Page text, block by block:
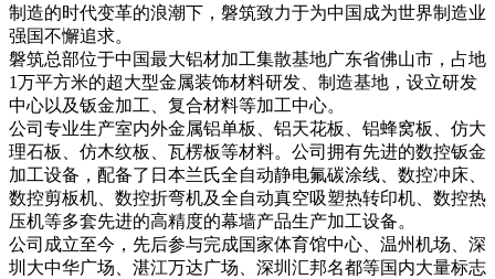
制造的时代变革的浪潮下，磐筑致力于为中国成为世界制造业
强国不懈追求。
磐筑总部位于中国最大铝材加工集散基地广东省佛山市，占地
1万平方米的超大型金属装饰材料研发、制造基地，设立研发
中心以及钣金加工、复合材料等加工中心。
公司专业生产室内外金属铝单板、铝天花板、铝蜂窝板、仿大
理石板、仿木纹板、瓦楞板等材料。公司拥有先进的数控钣金
加工设备，配备了日本兰氏全自动静电氟碳涂线、数控冲床、
数控剪板机、数控折弯机及全自动真空吸塑热转印机、数控热
压机等多套先进的高精度的幕墙产品生产加工设备。
公司成立至今，先后参与完成国家体育馆中心、温州机场、深
圳大中华广场、湛江万达广场、深圳汇邦名都等国内大量标志